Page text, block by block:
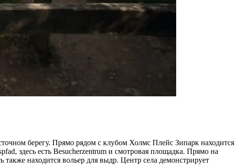
берегу. Прямо рядом с клубом Холмс Плейс Зипарк находится
здесь есть Besucherzentrum и смотровая площадка. Прямо на
находится вольер для выдр. Центр села демонстрирует